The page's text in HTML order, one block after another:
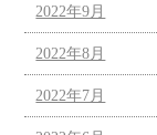
2022年9月
2022年8月
2022年7月